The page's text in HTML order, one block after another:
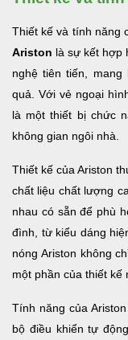
Thiết kế và tính năng
Ariston là sự kết hợp
nghệ tiên tiến,
quả. Với vẻ ngoại
là một thiết bị chức
không gian ngôi nhà.
Thiết kế của Ariston
chất liệu chất lượng
nhau có sẵn để phù
đình, từ kiểu dáng
nóng Ariston không
một phần của thiết kế
Tính năng của
bộ điều khiển tự